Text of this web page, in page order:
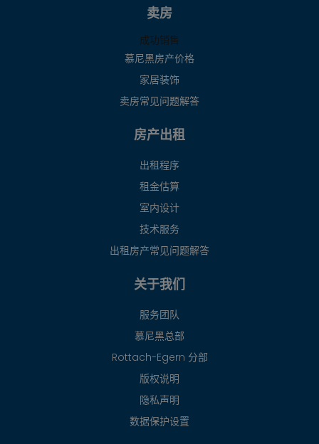
卖房
成功销售
慕尼黑房产价格
家居装饰
卖房常见问题解答
房产出租
出租程序
租金估算
室内设计
技术服务
出租房产常见问题解答
关于我们
服务团队
慕尼黑总部
Rottach-Egern 分部
版权说明
隐私声明
数据保护设置